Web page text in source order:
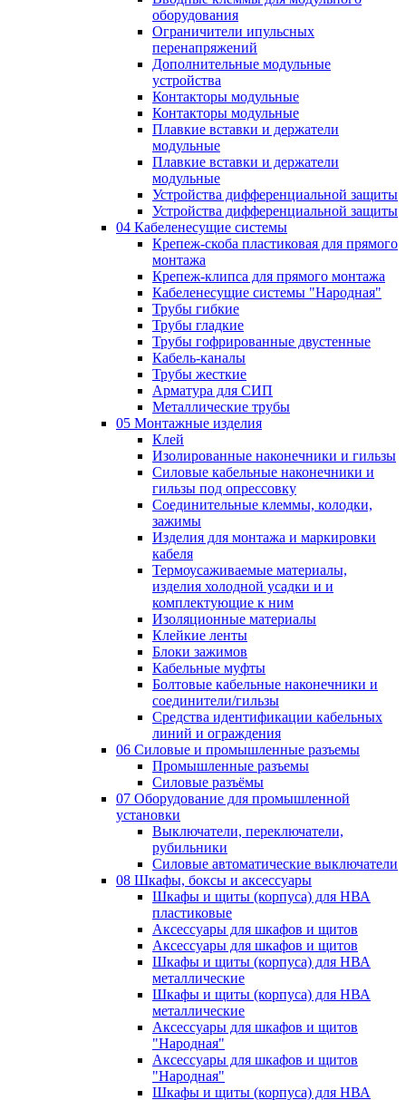
оборудования
Ограничители ипульсных
перенапряжений
Дополнительные модульные
устройства
Контакторы модульные
Контакторы модульные
Плавкие вставки и держатели
модульные
Плавкие вставки и держатели
модульные
Устройства дифференциальной защиты
Устройства дифференциальной защиты
04 Кабеленесущие системы
Крепеж-скоба пластиковая для прямого
монтажа
Крепеж-клипса для прямого монтажа
Кабеленесущие системы "Народная"
Трубы гибкие
Трубы гладкие
Трубы гофрированные двустенные
Кабель-каналы
Трубы жесткие
Арматура для СИП
Металлические трубы
05 Монтажные изделия
Клей
Изолированные наконечники и гильзы
Силовые кабельные наконечники и
гильзы под опрессовку
Соединительные клеммы, колодки,
зажимы
Изделия для монтажа и маркировки
кабеля
Термоусаживаемые материалы,
изделия холодной усадки и и
комплектующие к ним
Изоляционные материалы
Клейкие ленты
Блоки зажимов
Кабельные муфты
Болтовые кабельные наконечники и
соединители/гильзы
Средства идентификации кабельных
линий и ограждения
06 Силовые и промышленные разъемы
Промышленные разъемы
Силовые разъёмы
07 Оборудование для промышленной
установки
Выключатели, переключатели,
рубильники
Силовые автоматические выключатели
08 Шкафы, боксы и аксессуары
Шкафы и щиты (корпуса) для НВА
пластиковые
Аксессуары для шкафов и щитов
Аксессуары для шкафов и щитов
Шкафы и щиты (корпуса) для НВА
металлические
Шкафы и щиты (корпуса) для НВА
металлические
Аксессуары для шкафов и щитов
"Народная"
Аксессуары для шкафов и щитов
"Народная"
Шкафы и щиты (корпуса) для НВА